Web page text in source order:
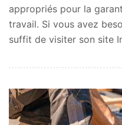
appropriés pour la
travail. Si vous avez
suffit de visiter son site